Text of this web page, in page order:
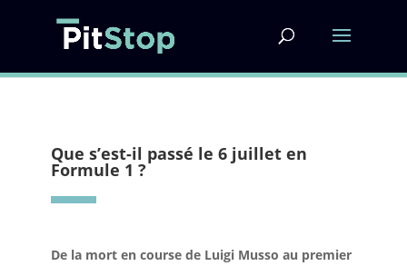
Que s’est-il passé le 6 juillet en
Formule 1 ?
De la mort en course de Luigi Musso au premier